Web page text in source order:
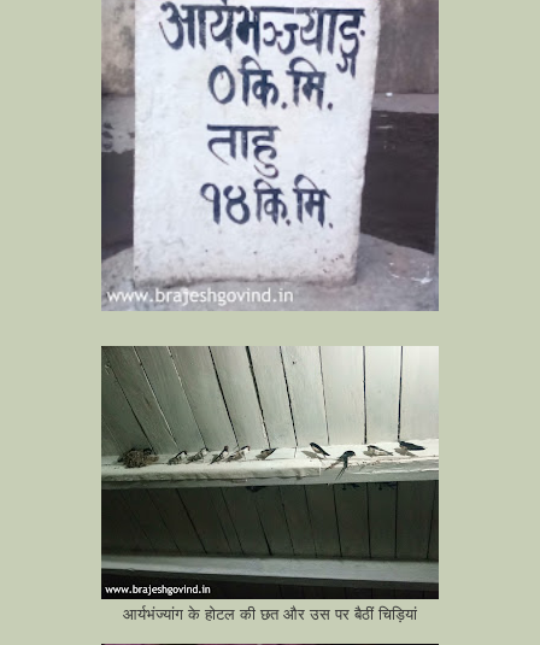
आर्यभंज्यांग के होटल की छत और उस पर बैठीं चिड़ियां